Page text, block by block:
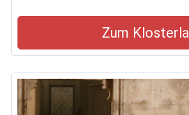
Zum